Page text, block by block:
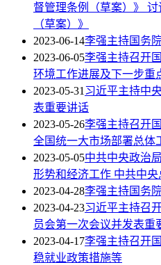
督管理条例（草案）》
（草案）》
2023-06-14李强主持国务
2023-06-05李强主持召开
环境工作进展及下一步重
2023-05-31习近平主持中
表重要讲话
2023-05-26李强主持召开
全国统一大市场部署总体
2023-05-05中共中央政治
形势和经济工作 中共中
2023-04-28李强主持国务
2023-04-23习近平主持召
员会第一次会议并发表重
2023-04-17李强主持召开
稳就业政策措施等